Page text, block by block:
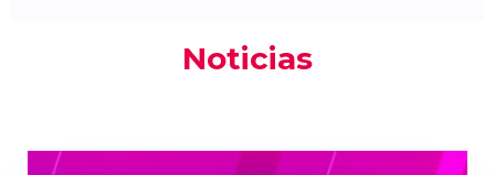
Noticias